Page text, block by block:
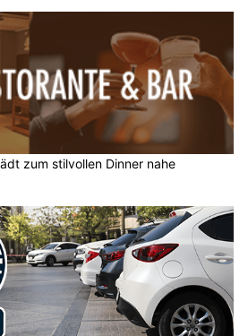
zum stilvollen Dinner nahe